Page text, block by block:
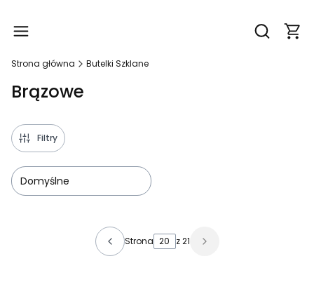
Otwórz
Strona główna Butelki Szklane
Brązowe
Filtry
Domyślne
Lista produktów
Strona z 21